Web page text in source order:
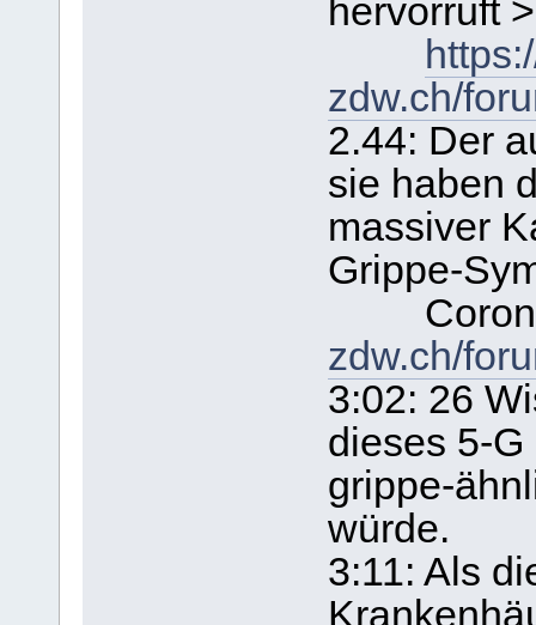
hervorruft >
zdw.ch/
2.44: Der
sie haben
massiver
Grippe-
Corona
zdw.ch/
3:02: 26
dieses 5-
grippe-
würde.
3:11: Als